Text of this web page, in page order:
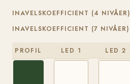
INAVELSKOEFFICIENT (4 NIVÅER)
INAVELSKOEFFICIENT (7 NIVÅER)
PROFIL LED 1 LED 2